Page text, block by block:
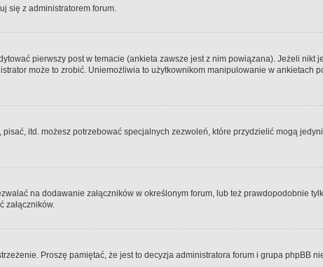
się z administratorem forum.
pierwszy post w temacie (ankieta zawsze jest z nim powiązana). Jeżeli nikt
może to zrobić. Uniemożliwia to użytkownikom manipulowanie w ankietach
itd. możesz potrzebować specjalnych zezwoleń, które przydzielić mogą
na dodawanie załączników w określonym forum, lub też prawdopodobnie
załączników.
Proszę pamiętać, że jest to decyzja administratora forum i grupa phpBB